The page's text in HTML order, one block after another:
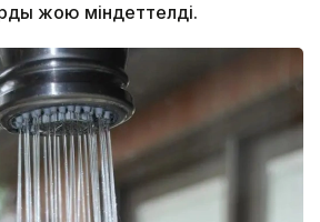
жою міндеттелді.